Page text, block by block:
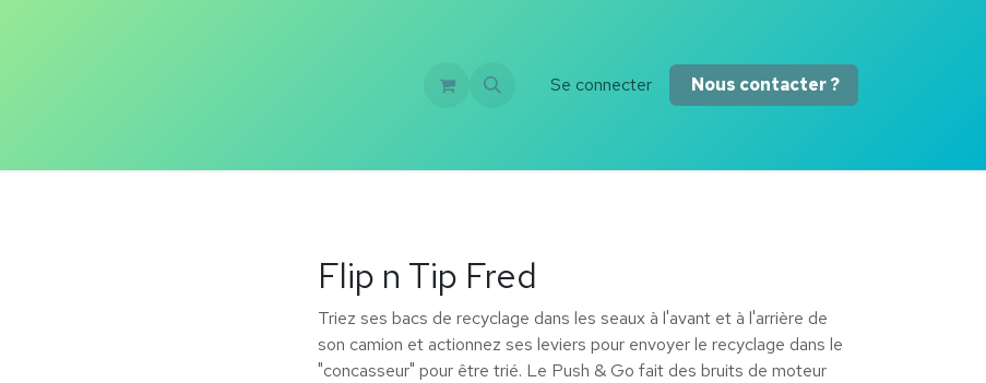
Se connecter Nous contacter ?
Flip n Tip Fred
Triez ses bacs de recyclage dans les seaux à l'avant et à l'arrière de
son camion et actionnez ses leviers pour envoyer le recyclage dans le
"concasseur" pour être trié. Le Push & Go fait des bruits de moteur